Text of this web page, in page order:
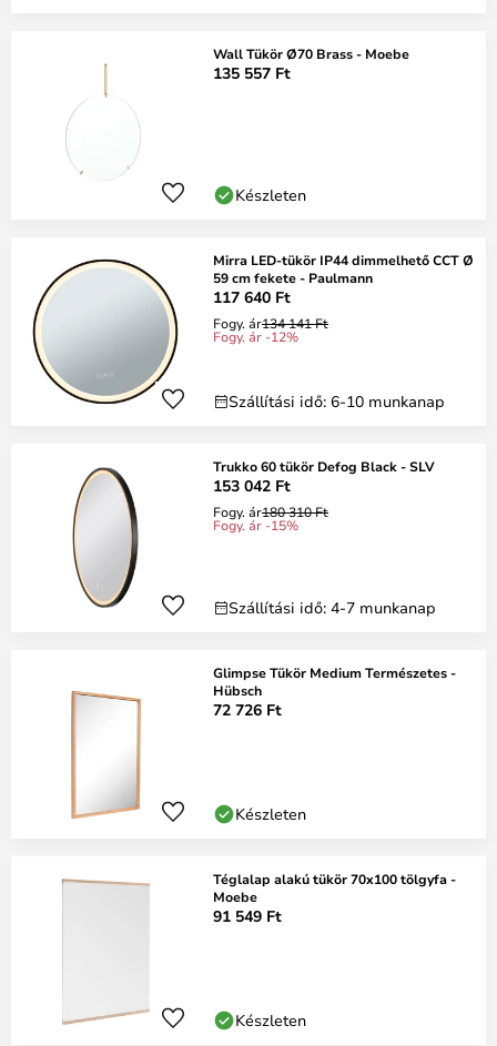
Wall Tükör Ø70 Brass - Moebe
135 557 Ft
Készleten
Mirra LED-tükör IP44 dimmelhető CCT Ø
59 cm fekete - Paulmann
117 640 Ft
Fogy. ár134 141 Ft
Fogy. ár -12%
Szállítási idő: 6-10 munkanap
Trukko 60 tükör Defog Black - SLV
153 042 Ft
Fogy. ár180 310 Ft
Fogy. ár -15%
Szállítási idő: 4-7 munkanap
Glimpse Tükör Medium Természetes -
Hübsch
72 726 Ft
Készleten
Téglalap alakú tükör 70x100 tölgyfa -
Moebe
91 549 Ft
Készleten